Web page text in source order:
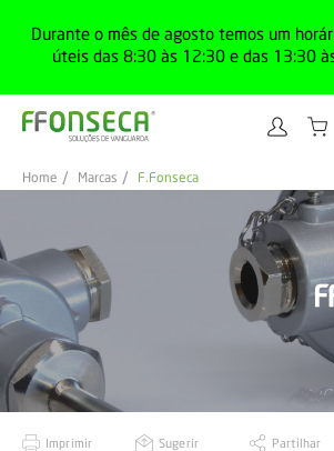
Durante o mês de agosto temos um
úteis das 8:30 às 12:30 e das 13:30
Home Marcas F.Fonseca
Imprimir Sugerir Partilhar